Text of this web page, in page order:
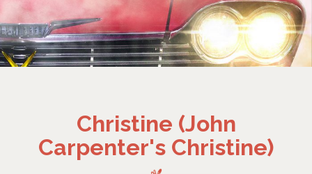
Christine (John
Carpenter's Christine)